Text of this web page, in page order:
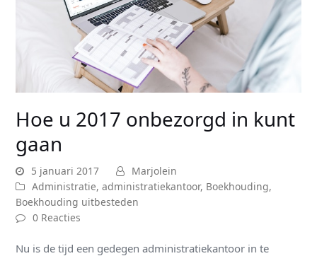
Hoe u 2017 onbezorgd in kunt
gaan
5 januari 2017
Marjolein
Administratie,administratiekantoor, Boekhouding,
Boekhouding uitbesteden
0 Reacties
Nu is de tijd een gedegen administratiekantoor in te